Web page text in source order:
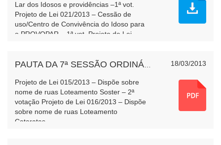
Lar dos Idosos e providências –1ª vot.
Projeto de Lei 021/2013 – Cessão de
uso/Centro de Convivência do Idoso para
o PROVOPAR – 1ª vot. Projeto de Lei
18/03/2013
Projeto de Lei 015/2013 – Dispõe sobre
nome de ruas Loteamento Soster – 2ª
votação Projeto de Lei 016/2013 – Dispõe
sobre nome de ruas Loteamento
Cataratas